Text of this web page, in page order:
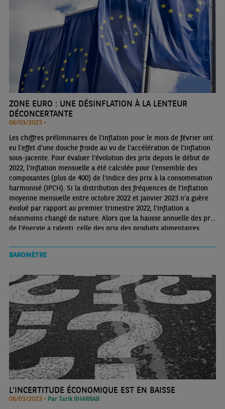
ZONE EURO : UNE DÉSINFLATION À LA LENTEUR
DÉCONCERTANTE
06/03/2023 •
Les chiffres préliminaires de l’inflation pour le mois de février ont
eu l’effet d’une douche froide au vu de l’accélération de l’inflation
sous-jacente. Pour évaluer l’évolution des prix depuis le début de
2022, l’inflation mensuelle a été calculée pour l’ensemble des
composantes (plus de 400) de l’indice des prix à la consommation
harmonisé (IPCH). Si la distribution des fréquences de l’inflation
moyenne mensuelle entre octobre 2022 et janvier 2023 n’a guère
évolué par rapport au premier trimestre 2022, l’inflation a
néanmoins changé de nature. Alors que la hausse annuelle des prix
de l’énergie a ralenti, celle des prix des produits alimentaires
l’inflation devient persistante
BAROMÈTRE
L’INCERTITUDE ÉCONOMIQUE EST EN BAISSE
06/03/2023 • Par Tarik RHARRAB